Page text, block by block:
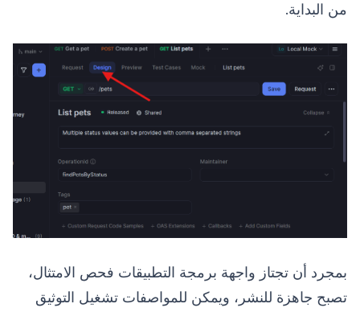
من البداية.
بمجرد أن تجتاز واجهة برمجة التطبيقات فحص الامتثال،
تصبح جاهزة للنشر، ويمكن للمواصفات تشغيل التوثيق